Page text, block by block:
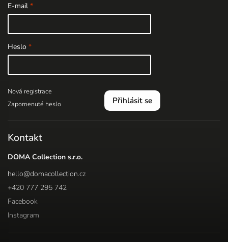
E-mail
Heslo
Přihlásit se
Nová registrace
Zapomenuté heslo
Kontakt
DOMA Collection s.r.o.
hello@domacollection.cz
+420 777 295 742
Facebook
Instagram